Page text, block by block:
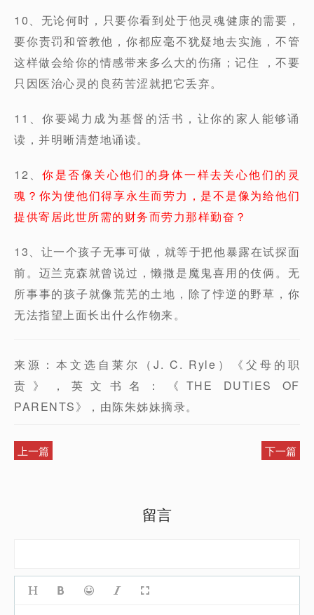
10、无论何时，只要你看到处于他灵魂健康的需要，
要你责罚和管教他，你都应毫不犹疑地去实施，不管
这样做会给你的情感带来多么大的伤痛；记住 ，不要
只因医治心灵的良药苦涩就把它丢弃。
11、你要竭力成为基督的活书，让你的家人能够诵
读，并明晰清楚地诵读。
12、你是否像关心他们的身体一样去关心他们的灵
魂？你为使他们得享永生而劳力，是不是像为给他们
提供寄居此世所需的财务而劳力那样勤奋？
13、让一个孩子无事可做，就等于把他暴露在试探面
前。迈兰克森就曾说过，懒撒是魔鬼喜用的伎俩。无
所事事的孩子就像荒芜的土地，除了悖逆的野草，你
无法指望上面长出什么作物来。
来源：本文选自莱尔（J. C. Ryle）《父母的职
责》，英文书名：《THE DUTIES OF
PARENTS》，由陈朱姊妹摘录。
上一篇 下一篇
留言